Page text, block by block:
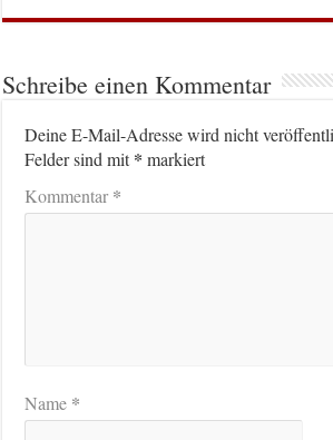
Schreibe einen Kommentar
Deine E-Mail-Adresse wird nicht
Felder sind mit* markiert
Kommentar*
Name *